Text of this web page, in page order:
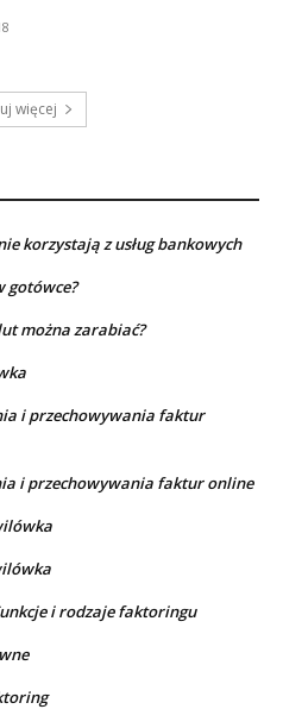
więcej
korzystają z usług bankowych
gotówce?
można zarabiać?
i przechowywania faktur
i przechowywania faktur online
i rodzaje faktoringu